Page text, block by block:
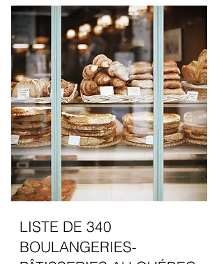
LISTE DE 340
BOULANGERIES-